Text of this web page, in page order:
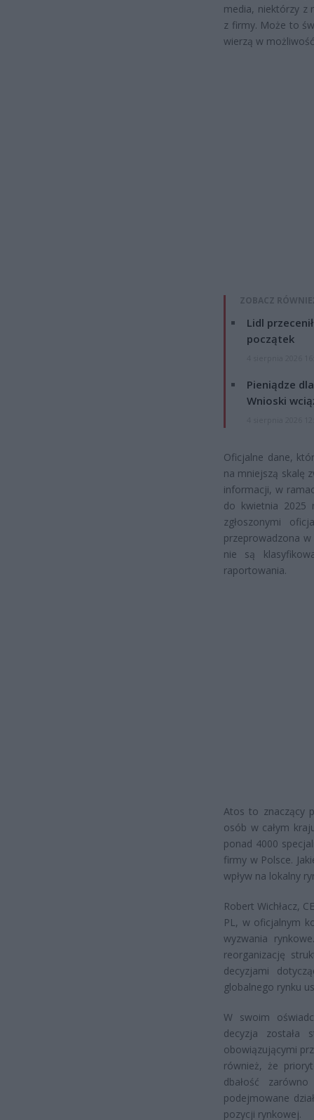
media, niektórzy z
z firmy. Może to
wierzą w
ZOBACZ
Lidl
początek
Pieniądze
Wnioski
Oficjalne dane,
na mniejszą skalę
informacji, w
do kwietnia 2025
zgłoszonymi
przeprowadzona
nie są
raportowania.
Atos to znaczący
osób w całym
ponad 4000
firmy w Polsce.
wpływ na lokalny
Robert Wichłacz,
PL, w oficjalnym
wyzwania
reorganizację
decyzjami
globalnego rynku
W swoim
decyzja została
obowiązującymi
również, że
dbałość
podejmowane
pozycji rynkowej.